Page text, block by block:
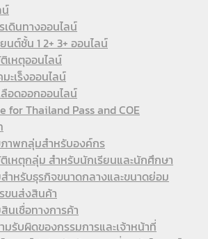
น์
เดินทางออนไลน์
นต์ชั้น 1 2+ 3+ ออนไลน์
เหตุออนไลน์
ะเร็งออนไลน์
ลือดออกออนไลน์
for Thailand Pass and COE
าพกลุ่มสำหรับองค์กร
เหตุกลุ่ม สำหรับนักเรียนและนักศึกษา
ำหรับธุรกิจขนาดกลางและขนาดย่อม
ขนส่งสินค้า
นเชื่อทางการค้า
มรับผิดของกรรมการและเจ้าหน้าที่